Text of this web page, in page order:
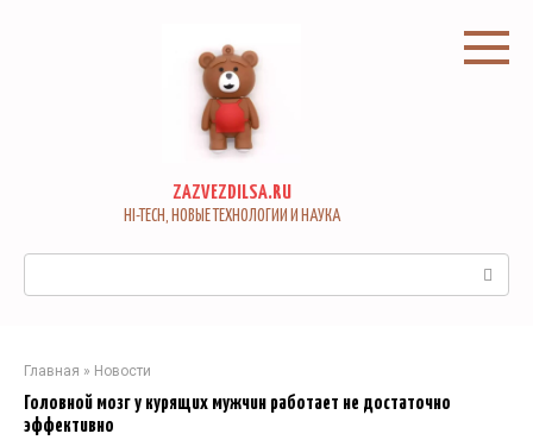
ZAZVEZDILSA.RU
HI-TECH, НОВЫЕ ТЕХНОЛОГИИ И НАУКА
Главная » Новости
Головной мозг у курящих мужчин работает не достаточно
эффективно